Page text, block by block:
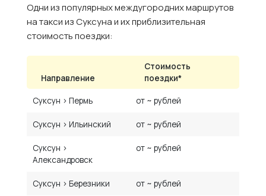
Одни из популярных междугородних маршрутов
на такси из Суксуна и их приблизительная
стоимость поездки:
Направление
Стоимость
поездки*
Суксун › Пермь от ~ рублей
Суксун › Ильинский от ~ рублей
Суксун ›
Александровск
от ~ рублей
Суксун › Березники от ~ рублей